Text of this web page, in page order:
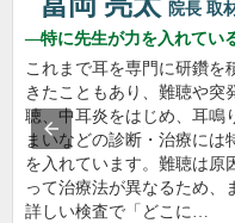
院長 取
特に先生が力を入れてい
これまで耳を専門に研鑽を
きたこともあり、難聴や突
聴、中耳炎をはじめ、耳鳴
まいなどの診断・治療には
を入れています。難聴は原
って治療法が異なるため、
詳しい検査で「どこに…